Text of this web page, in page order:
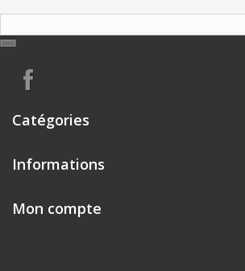
Catégories
Informations
Mon compte